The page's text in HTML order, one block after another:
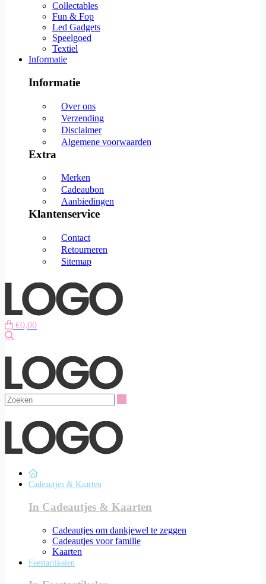
Collectables
Fun & Fop
Led Gadgets
Speelgoed
Textiel
Informatie
Informatie
Over ons
Verzending
Disclaimer
Algemene voorwaarden
Extra
Merken
Cadeaubon
Aanbiedingen
Klantenservice
Contact
Retourneren
Sitemap
€0,00
Cadeautjes & Kaarten
In Cadeautjes & Kaarten
Cadeautjes om dankjewel te zeggen
Cadeautjes voor familie
Kaarten
Feestartikelen